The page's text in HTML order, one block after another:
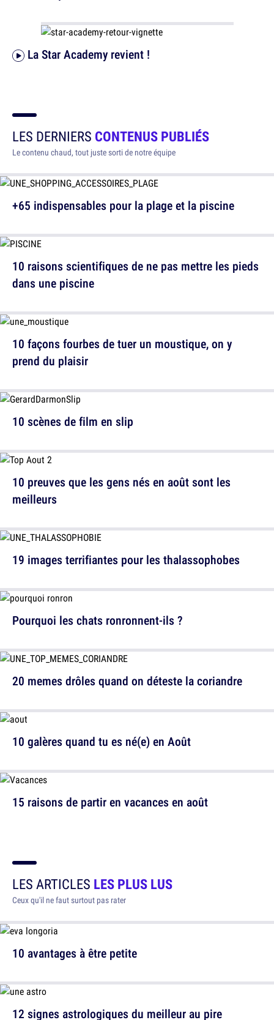
La Star Academy revient !
LES DERNIERS CONTENUS PUBLIÉS
Le contenu chaud, tout juste sorti de notre équipe
+65 indispensables pour la plage et la piscine
10 façons fourbes de tuer un moustique, on y
prend du plaisir
10 preuves que les gens nés en août sont les
meilleurs
Pourquoi les chats ronronnent-ils ?
10 galères quand tu es né(e) en Août
10 raisons scientifiques de ne pas mettre les pieds
dans une piscine
10 scènes de film en slip
19 images terrifiantes pour les thalassophobes
20 memes drôles quand on déteste la coriandre
15 raisons de partir en vacances en août
LES ARTICLES LES PLUS LUS
Ceux qu'il ne faut surtout pas rater
10 avantages à être petite
12 signes astrologiques du meilleur au pire